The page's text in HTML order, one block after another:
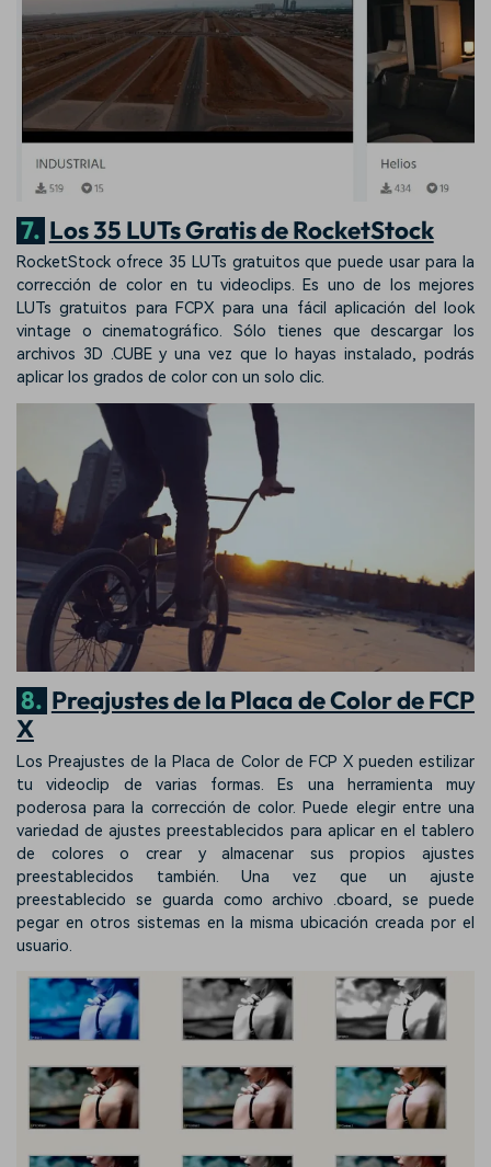
7. Los 35 LUTs Gratis de RocketStock
RocketStock ofrece 35 LUTs gratuitos que puede usar para la
corrección de color en tu videoclips. Es uno de los mejores
LUTs gratuitos para FCPX para una fácil aplicación del look
vintage o cinematográfico. Sólo tienes que descargar los
archivos 3D .CUBE y una vez que lo hayas instalado, podrás
aplicar los grados de color con un solo clic.
8. Preajustes de la Placa de Color de FCP
X
Los Preajustes de la Placa de Color de FCP X pueden estilizar
tu videoclip de varias formas. Es una herramienta muy
poderosa para la corrección de color. Puede elegir entre una
variedad de ajustes preestablecidos para aplicar en el tablero
de colores o crear y almacenar sus propios ajustes
preestablecidos también. Una vez que un ajuste
preestablecido se guarda como archivo .cboard, se puede
pegar en otros sistemas en la misma ubicación creada por el
usuario.